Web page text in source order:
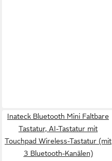
Inateck Bluetooth Mini Faltbare
Tastatur, AI-Tastatur mit
Touchpad Wireless-Tastatur (mit
3 Bluetooth-Kanälen)